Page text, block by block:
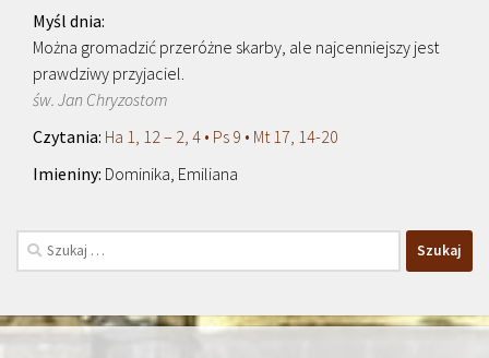
Można gromadzić przeróżne skarby, ale najcenniejszy jest
prawdziwy przyjaciel.
św. Jan Chryzostom
Ha 1, 12 – 2, 4 • Ps 9 • Mt 17, 14-20
Dominika, Emiliana
Szukaj: